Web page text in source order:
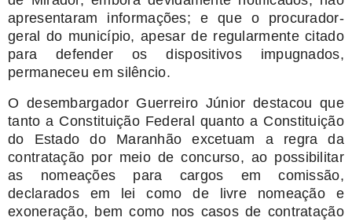
apresentaram informações; e que o procurador-
geral do município, apesar de regularmente citado
para defender os dispositivos impugnados,
permaneceu em silêncio.
O desembargador Guerreiro Júnior destacou que
tanto a Constituição Federal quanto a Constituição
do Estado do Maranhão excetuam a regra da
contratação por meio de concurso, ao possibilitar
as nomeações para cargos em comissão,
declarados em lei como de livre nomeação e
exoneração, bem como nos casos de contratação